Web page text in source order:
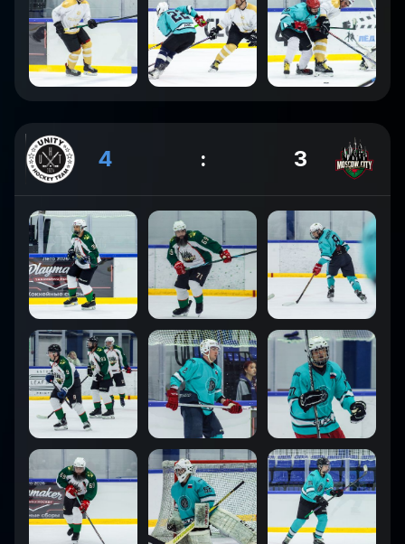
4 : 3